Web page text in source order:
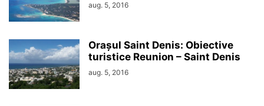
aug. 5, 2016
Orașul Saint Denis: Obiective
turistice Reunion – Saint Denis
aug. 5, 2016